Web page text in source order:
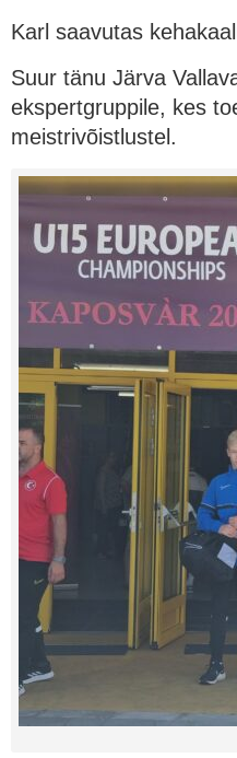
Karl saavutas
Suur tänu Järva
ekspertgruppile, kes
meistrivõistlustel.